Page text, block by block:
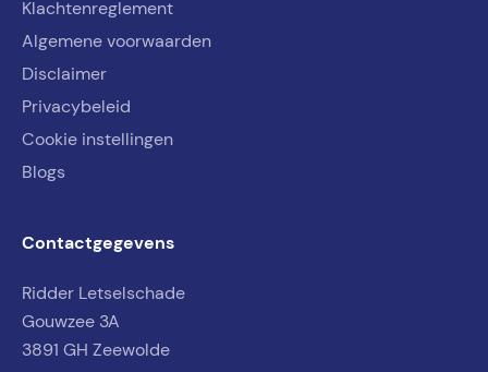
Klachtenreglement
Algemene voorwaarden
Disclaimer
Privacybeleid
Cookie instellingen
Blogs
Contactgegevens
Ridder Letselschade
Gouwzee 3A
3891 GH Zeewolde